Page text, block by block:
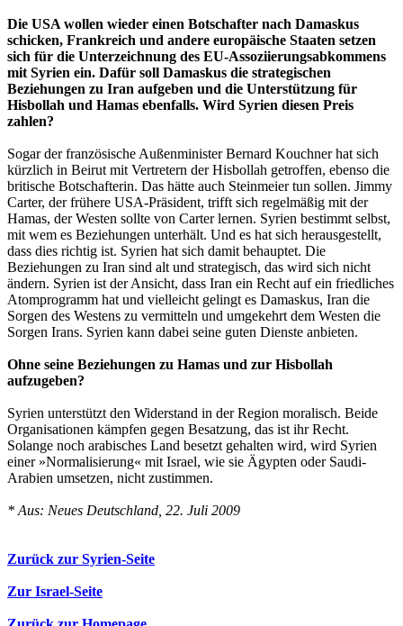
Die USA wollen wieder einen Botschafter nach Damaskus
schicken, Frankreich und andere europäische Staaten setzen
sich für die Unterzeichnung des EU-Assoziierungsabkommens
mit Syrien ein. Dafür soll Damaskus die strategischen
Beziehungen zu Iran aufgeben und die Unterstützung für
Hisbollah und Hamas ebenfalls. Wird Syrien diesen Preis
zahlen?
Sogar der französische Außenminister Bernard Kouchner hat sich
kürzlich in Beirut mit Vertretern der Hisbollah getroffen, ebenso die
britische Botschafterin. Das hätte auch Steinmeier tun sollen. Jimmy
Carter, der frühere USA-Präsident, trifft sich regelmäßig mit der
Hamas, der Westen sollte von Carter lernen. Syrien bestimmt selbst,
mit wem es Beziehungen unterhält. Und es hat sich herausgestellt,
dass dies richtig ist. Syrien hat sich damit behauptet. Die
Beziehungen zu Iran sind alt und strategisch, das wird sich nicht
ändern. Syrien ist der Ansicht, dass Iran ein Recht auf ein friedliches
Atomprogramm hat und vielleicht gelingt es Damaskus, Iran die
Sorgen des Westens zu vermitteln und umgekehrt dem Westen die
Sorgen Irans. Syrien kann dabei seine guten Dienste anbieten.
Ohne seine Beziehungen zu Hamas und zur Hisbollah
aufzugeben?
Syrien unterstützt den Widerstand in der Region moralisch. Beide
Organisationen kämpfen gegen Besatzung, das ist ihr Recht.
Solange noch arabisches Land besetzt gehalten wird, wird Syrien
einer »Normalisierung« mit Israel, wie sie Ägypten oder Saudi-
Arabien umsetzen, nicht zustimmen.
* Aus: Neues Deutschland, 22. Juli 2009
Zurück zur Syrien-Seite
Zur Israel-Seite